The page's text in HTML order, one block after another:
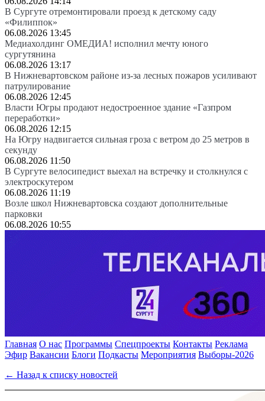
В Сургуте отремонтировали проезд к детскому саду
«Филиппок»
06.08.2026 13:45
Медиахолдинг ОМЕДИА! исполнил мечту юного
сургутянина
06.08.2026 13:17
В Нижневартовском районе из-за лесных пожаров усиливают
патрулирование
06.08.2026 12:45
Власти Югры продают недостроенное здание «Газпром
переработки»
06.08.2026 12:15
На Югру надвигается сильная гроза с ветром до 25 метров в
секунду
06.08.2026 11:50
В Сургуте велосипедист выехал на встречку и столкнулся с
электроскутером
06.08.2026 11:19
Возле школ Нижневартовска создают дополнительные
парковки
06.08.2026 10:55
Главная О нас Программы Спецпроекты Контакты Реклама
Эфир Вакансии Блоги Подкасты Мероприятия Выборы-2026
← Назад к списку новостей